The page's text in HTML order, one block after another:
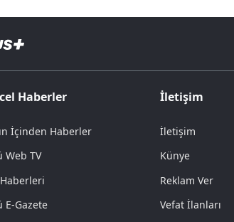
Haberler
İçinden Haberler
Web TV
E-Gazete
İletişim
İletişim
Künye
Reklam Ver
Vefat İlanları